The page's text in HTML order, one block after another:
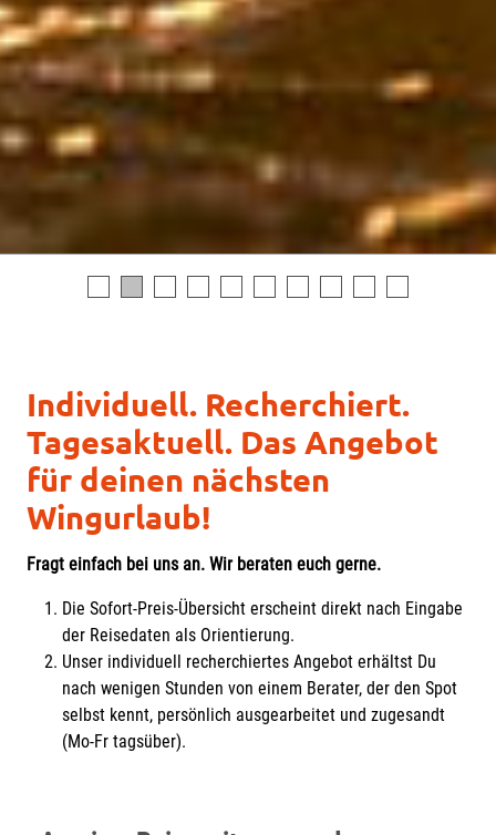
Individuell. Recherchiert.
Tagesaktuell. Das Angebot
für deinen nächsten
Wingurlaub!
Fragt einfach bei uns an. Wir beraten euch gerne.
Die Sofort-Preis-Übersicht erscheint direkt nach Eingabe
der Reisedaten als Orientierung.
Unser individuell recherchiertes Angebot erhältst Du
nach wenigen Stunden von einem Berater, der den Spot
selbst kennt, persönlich ausgearbeitet und zugesandt
(Mo-Fr tagsüber).